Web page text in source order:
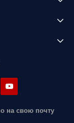
на свою почту